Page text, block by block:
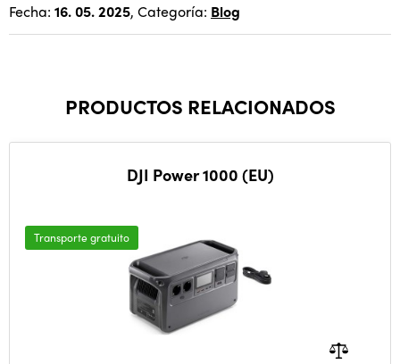
Fecha: 16. 05. 2025, Categoría: Blog
PRODUCTOS RELACIONADOS
DJI Power 1000 (EU)
Transporte gratuito